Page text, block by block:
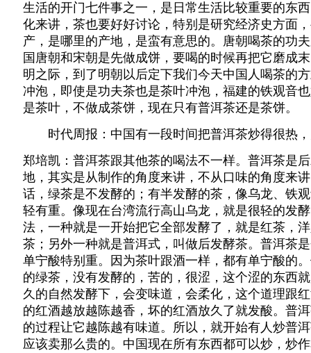
生活的开门七件事之一，是日常生活比较重要的东
化来讲，茶也要好好讨论，特别是研究经济史方面
产，是哪里的产地，是蛮有意思的。唐朝喝茶的功
国唐朝和宋朝是先做成饼，要喝的时候再把它磨成
明之际，到了明朝以后定下我们今天中国人喝茶的
冲泡，即使是功夫茶也是茶叶冲泡，福建的铁观音
是茶叶，不做成茶饼，现在只有普洱茶还是茶饼。
时代周报：中国有一段时间把普洱茶炒得很热，
郑培凯：普洱茶跟其他茶的喝法不一样。普洱茶是
地，其实是从制作的角度来讲，不从口味的角度来
话，绿茶是不发酵的；有半发酵的茶，像乌龙、铁
轻有重。像现在台湾流行高山乌龙，就是很轻的发
法，一种就是一开始把它全部发酵了，就是红茶，
茶；另外一种就是普洱式，叫做后发酵茶。普洱茶
单宁酸特别重。因为茶叶跟酒一样，都有单宁酸的
的绿茶，没有发酵的，苦的，很涩，这个涩的东西
久的自然发酵下，会变味道，会柔化，这个道理跟
的红酒越放越陈越香，坏的红酒放久了就发酸。普
的过程让它越陈越有味道。所以，就开始有人炒普
应该卖那么贵的。中国现在所有东西都可以炒，炒